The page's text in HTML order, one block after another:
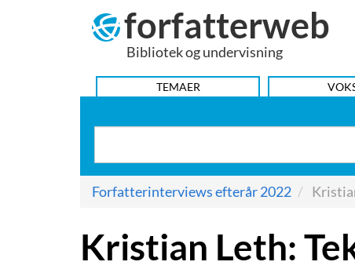
forfatterweb
Bibliotek og undervisning
HOVEDMENU
TEMAER
Forfatterinterviews efterår 2022
Kristian Leth: